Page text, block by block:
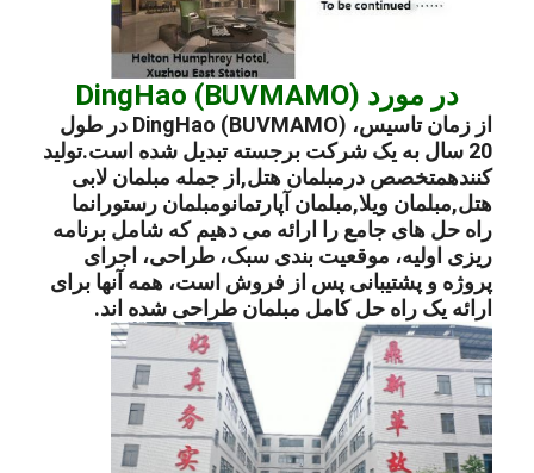
در مورد DingHao (BUVMAMO)
از زمان تاسیس، DingHao (BUVMAMO) در طول
20 سال به یک شرکت برجسته تبدیل شده است.
تولید
کنندهمتخصص در مبلمان هتل, از جمله مبلمان لابی
هتل,مبلمان ویلا,مبلمان آپارتمانومبلمان رستورانما
راه حل های جامع را ارائه می دهیم که شامل برنامه
ریزی اولیه، موقعیت بندی سبک، طراحی، اجرای
پروژه و پشتیبانی پس از فروش است، همه آنها برای
ارائه یک راه حل کامل مبلمان طراحی شده اند.